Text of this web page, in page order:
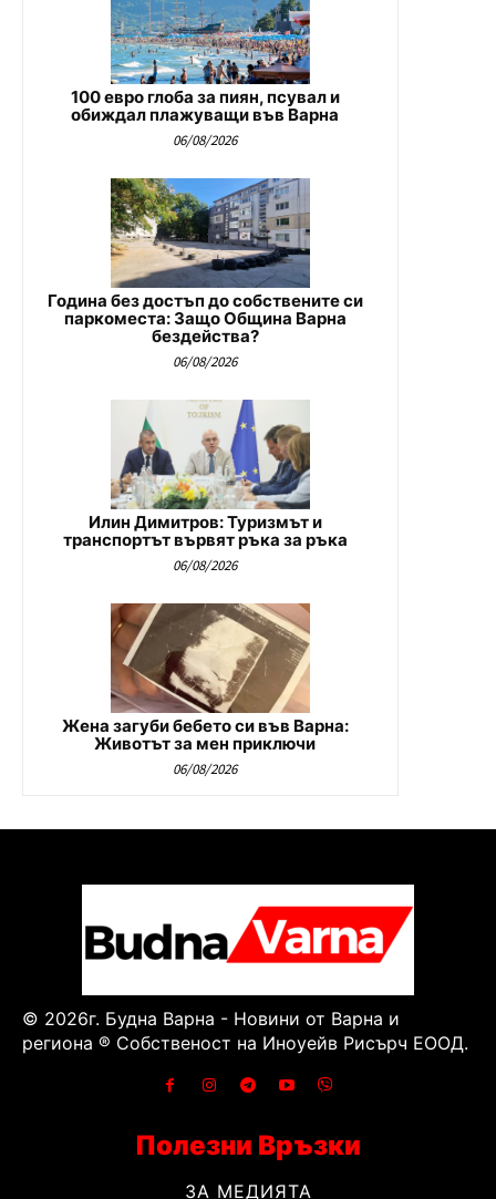
100 евро глоба за пиян, псувал и
обиждал плажуващи във Варна
06/08/2026
Година без достъп до собствените си
паркоместа: Защо Община Варна
бездейства?
06/08/2026
Илин Димитров: Туризмът и
транспортът вървят ръка за ръка
06/08/2026
Жена загуби бебето си във Варна:
Животът за мен приключи
06/08/2026
© 2026г. Будна Варна - Новини от Варна и
региона ® Собственост на Иноуейв Рисърч ЕООД.
Полезни Връзки
ЗА МЕДИЯТА